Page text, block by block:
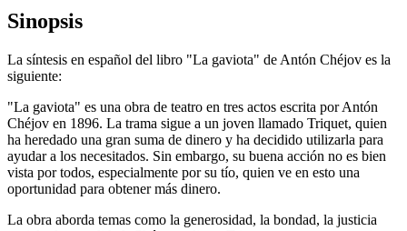
Sinopsis
La síntesis en español del libro "La gaviota" de Antón Chéjov es la
siguiente:
"La gaviota" es una obra de teatro en tres actos escrita por Antón
Chéjov en 1896. La trama sigue a un joven llamado Triquet, quien
ha heredado una gran suma de dinero y ha decidido utilizarla para
ayudar a los necesitados. Sin embargo, su buena acción no es bien
vista por todos, especialmente por su tío, quien ve en esto una
oportunidad para obtener más dinero.
La obra aborda temas como la generosidad, la bondad, la justicia